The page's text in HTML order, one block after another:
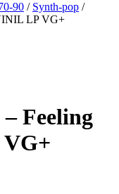
90 / Synth-pop /
LP VG+
Feeling